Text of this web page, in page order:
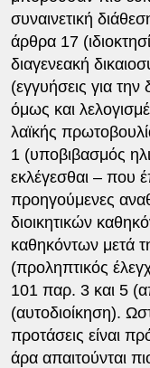
συναινετική
άρθρα 17
διαγενεακή
(εγγυήσεις για
όμως και
λαϊκής
1 (υποβιβασμός
εκλέγεσθαι – που
προηγούμενες
διοικητικών
καθηκόντων μετά
(προληπτικός
101 παρ. 3 και 5
(αυτοδιοίκηση).
προτάσεις είναι
άρα απαιτούνται